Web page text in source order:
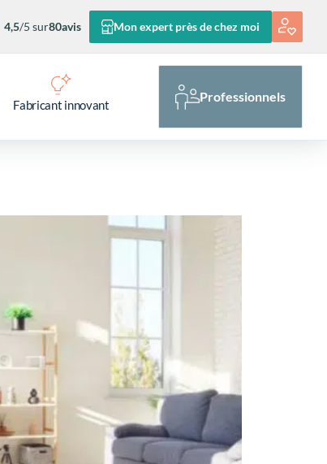
4,5/5 sur80avis Mon expert près de chez moi
Fabricant innovant
Professionnels